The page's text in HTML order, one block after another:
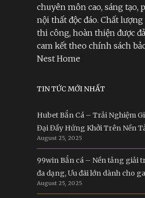
chuyên môn cao, sáng tạo,
nội thất độc đáo. Chất
thi công, hoàn thiện được
cam kết theo chính sách
Nest Home
TIN TỨC MỚI NHẤT
Hubet Bắn Cá – Trải Nghiệm
Đại Đầy Hứng Khởi Trên Nền
August 25, 2025
99win Bắn cá – Nền tảng giải
đa dạng, Ưu đãi lớn dành cho
August 25, 2025